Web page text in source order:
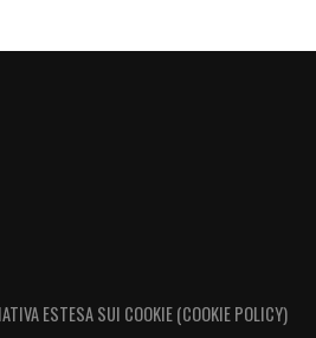
ESTESA SUI COOKIE (COOKIE POLICY)